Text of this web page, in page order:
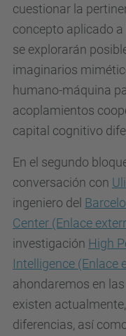
a
-
y
-
t
e
c
o
o
g
i
a
-
m
cuestionar la
concepto aplicado a
se explorarán
imaginarios
humano-máquina
acoplamientos
capital cognitivo
En el segundo
conversación con
ingeniero del
Center (Enlace
investigación High
Intelligence (Enlace
ahondaremos en
existen actualmente
diferencias, así